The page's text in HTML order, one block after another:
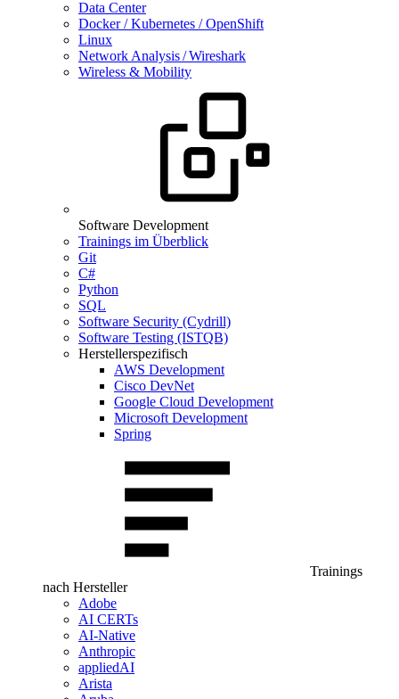
Data Center
Docker / Kubernetes / OpenShift
Linux
Network Analysis / Wireshark
Wireless & Mobility
Software Development
Trainings im Überblick
Git
C#
Python
SQL
Software Security (Cydrill)
Software Testing (ISTQB)
Herstellerspezifisch
AWS Development
Cisco DevNet
Google Cloud Development
Microsoft Development
Spring
Trainings
nach Hersteller
Adobe
AI CERTs
AI-Native
Anthropic
appliedAI
Arista